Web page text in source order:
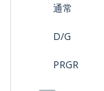
通常
D/G
PRGR